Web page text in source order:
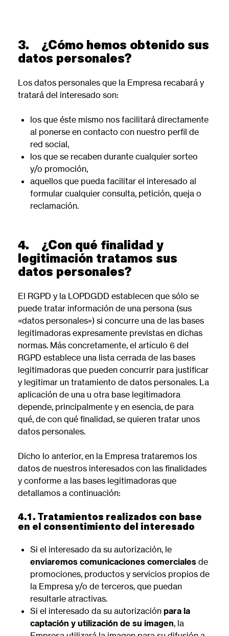
3. ¿Cómo hemos obtenido sus
datos personales?
Los datos personales que la Empresa recabará y
tratará del interesado son:
los que éste mismo nos facilitará directamente
al ponerse en contacto con nuestro perfil de
red social,
los que se recaben durante cualquier sorteo
y/o promoción,
aquellos que pueda facilitar el interesado al
formular cualquier consulta, petición, queja o
reclamación.
4. ¿Con qué finalidad y
legitimación tratamos sus
datos personales?
El RGPD y la LOPDGDD establecen que sólo se
puede tratar información de una persona (sus
«datos personales») si concurre una de las bases
legitimadoras expresamente previstas en dichas
normas. Más concretamente, el artículo 6 del
RGPD establece una lista cerrada de las bases
legitimadoras que pueden concurrir para justificar
y legitimar un tratamiento de datos personales. La
aplicación de una u otra base legitimadora
depende, principalmente y en esencia, de para
qué, de con qué finalidad, se quieren tratar unos
datos personales.
Dicho lo anterior, en la Empresa trataremos los
datos de nuestros interesados con las finalidades
y conforme a las bases legitimadoras que
detallamos a continuación:
4.1. Tratamientos realizados con base
en el consentimiento del interesado
Si el interesado da su autorización, le
enviaremos comunicaciones comerciales de
promociones, productos y servicios propios de
la Empresa y/o de terceros, que puedan
resultarle atractivas.
Si el interesado da su autorización para la
captación y utilización de su imagen, la